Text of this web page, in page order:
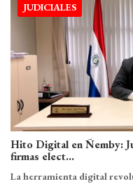
JUDICIALES
Hito Digital en Ñemby:
firmas elect...
La herramienta digital